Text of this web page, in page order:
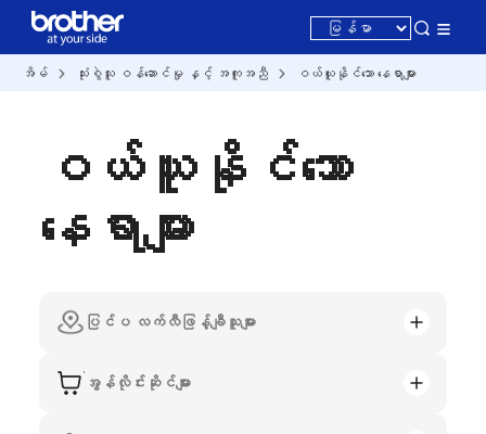
အိမ် သုံးစွဲသူ ဝန်ဆောင်မှု နှင့် အကူအညီ ဝယ်ယူနိုင်သော နေရာများ
ဝယ်ယူနိုင်သော
နေရာများ
ပြင်ပ လက်လီဖြန့်ချီသူများ
အွန်လိုင်းဆိုင်များ